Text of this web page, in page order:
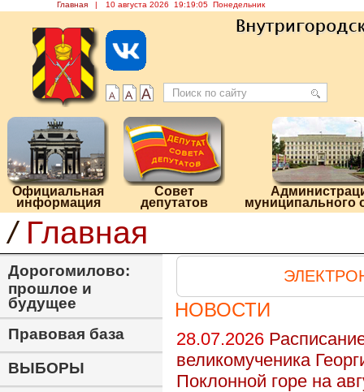
Главная | 10 августа 2026 19:19:06 Понедельник
Официальная
информация
Совет
депутатов
муниципального
/ Главная
НОВОСТИ
28.07.2026
великомученика
Поклонной горе на
Дорогомилово:
прошлое и
будущее
Правовая база
ВЫБОРЫ